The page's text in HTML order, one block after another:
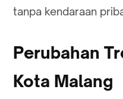
tanpa kendaraan
Perubahan
Kota Malang